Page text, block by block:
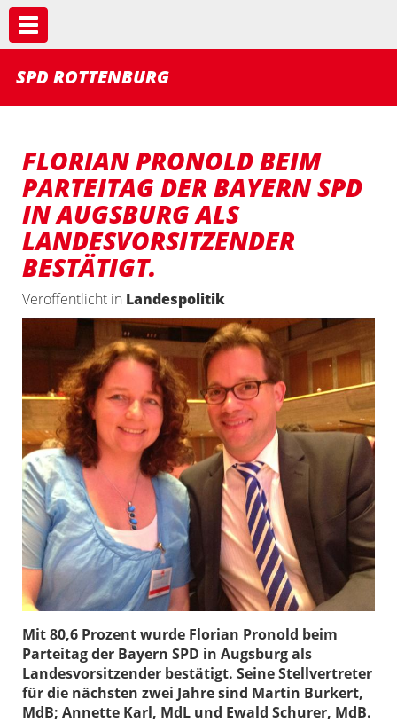
Toggle navigation
SPD ROTTENBURG
FLORIAN PRONOLD BEIM
PARTEITAG DER BAYERN SPD
IN AUGSBURG ALS
LANDESVORSITZENDER
BESTÄTIGT.
Veröffentlicht in Landespolitik
Mit 80,6 Prozent wurde Florian Pronold beim
Parteitag der Bayern SPD in Augsburg als
Landesvorsitzender bestätigt. Seine Stellvertreter
für die nächsten zwei Jahre sind Martin Burkert,
MdB; Annette Karl, MdL und Ewald Schurer, MdB.